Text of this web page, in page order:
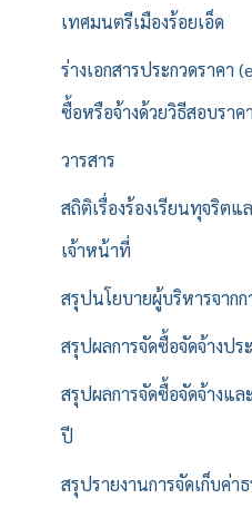
เทศมนตรีเมืองร้อยเอ็ด
ร่างเอกสารประกวดราคา
ซื้อหรือจ้างด้วยวิธีสอบราคา
วารสาร
สถิติเรื่องร้องเรียนทุจริต
เจ้าหน้าที่
สรุปนโยบายผู้บริหารจาก
สรุปผลการจัดซื้อจัดจ้างปร
สรุปผลการจัดซื้อจัดจ้างแ
ปี
สรุปรายงานการจัดเก็บค่า